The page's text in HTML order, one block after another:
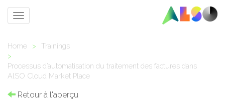
Toggle
Home >
Trainings
>
Processus d’automatisation du traitement des factures dans
AlSO Cloud Market Place
Retour à l'aperçu